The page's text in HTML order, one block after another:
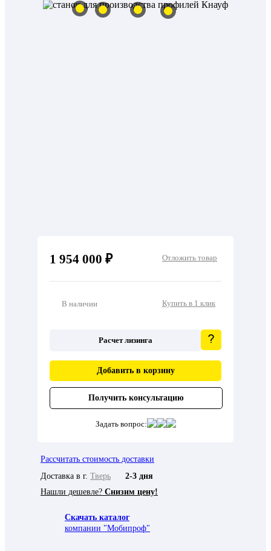
1 954 000 ₽ Отложить товар
В наличии Купить в 1 клик
Расчет лизинга
Добавить в корзину
Получить консультацию
Задать вопрос:
Рассчитать стоимость доставки
Доставка в г. Тверь
2-3 дня
Нашли дешевле? Снизим цену!
Скачать каталог
компании "Мобипроф"